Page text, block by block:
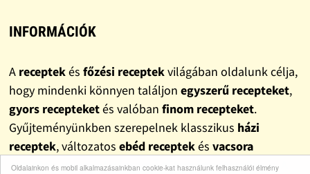
Oldalainkon és mobil alkalmazásainkban cookie-kat használunk felhasználói élmény
INFORMÁCIÓK
A receptekés főzési receptekvilágában oldalunk célja,
hogy mindenki könnyen találjon egyszerű recepteket,
gyors recepteketés valóban finom recepteket.
Gyűjteményünkben szerepelnek klasszikus házi
receptek, változatos ebéd receptekés vacsora
receptek, valamint népszerűsütemény receptekis. A